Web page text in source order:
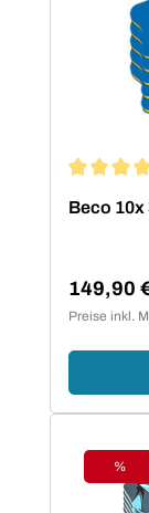
Beco
149,90
Preise inkl.
%